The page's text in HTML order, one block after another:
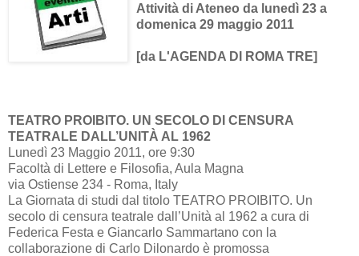
Attività di Ateneo da lunedì 23 a
domenica 29 maggio 2011
[da L'AGENDA DI ROMA TRE]
TEATRO PROIBITO. UN SECOLO DI CENSURA
TEATRALE DALL’UNITÀ AL 1962
Lunedì 23 Maggio 2011, ore 9:30
Facoltà di Lettere e Filosofia, Aula Magna
via Ostiense 234 - Roma, Italy
La Giornata di studi dal titolo TEATRO PROIBITO. Un
secolo di censura teatrale dall’Unità al 1962 a cura di
Federica Festa e Giancarlo Sammartano con la
collaborazione di Carlo Dilonardo è promossa